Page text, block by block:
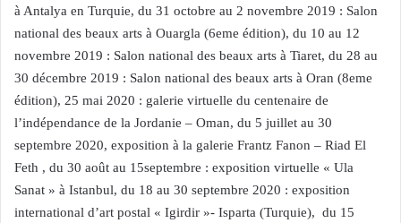
à Antalya en Turquie, du 31 octobre au 2 novembre 2019 : Salon
national des beaux arts à Ouargla (6eme édition), du 10 au 12
novembre 2019 : Salon national des beaux arts à Tiaret, du 28 au
30 décembre 2019 : Salon national des beaux arts à Oran (8eme
édition), 25 mai 2020 : galerie virtuelle du centenaire de
l’indépendance de la Jordanie – Oman, du 5 juillet au 30
septembre 2020, exposition à la galerie Frantz Fanon – Riad El
Feth , du 30 août au 15septembre : exposition virtuelle « Ula
Sanat » à Istanbul, du 18 au 30 septembre 2020 : exposition
international d’art postal « Igirdir »- Isparta (Turquie), du 15